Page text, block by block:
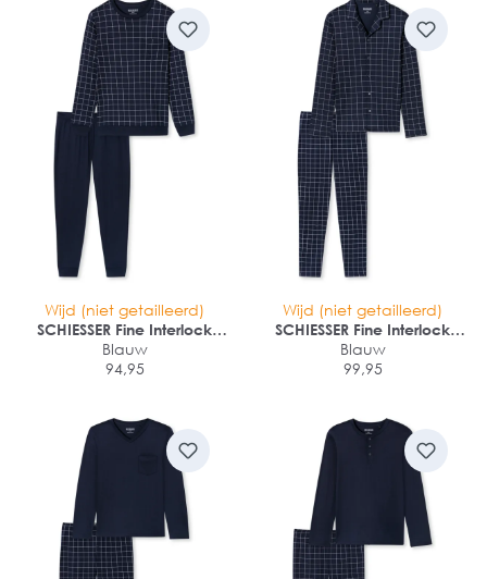
Wijd (niet getailleerd)
SCHIESSER Fine Interlock
Pyjama lang
Blauw
94,95
Wijd (niet getailleerd)
SCHIESSER Fine Interlock
Pyjama lang
Blauw
99,95